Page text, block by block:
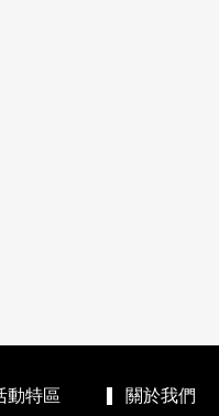
動特區 關於我們